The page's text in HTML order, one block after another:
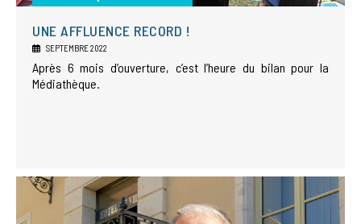
UNE AFFLUENCE RECORD !
SEPTEMBRE 2022
Après 6 mois d’ouverture, c’est l’heure du bilan pour la
Médiathèque.